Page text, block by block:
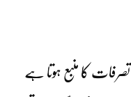
تصرفات کا منبع ہوتا ہے